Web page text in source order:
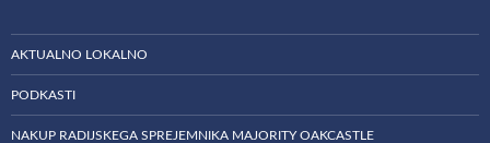
AKTUALNO LOKALNO
PODKASTI
NAKUP RADIJSKEGA SPREJEMNIKA MAJORITY OAKCASTLE